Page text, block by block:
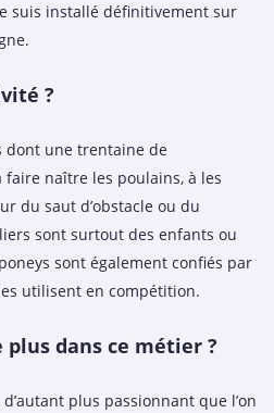
suis installé définitivement sur
?
dont une trentaine de
naître les poulains, à les
du saut d’obstacle ou du
sont surtout des enfants ou
sont également confiés par
utilisent en compétition.
plus dans ce métier ?
plus passionnant que l’on